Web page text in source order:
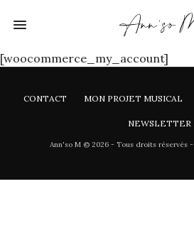
[woocommerce_my_account]
CONTACT MON PROJET MUSICAL
NEWSLETTER
Ann'so M © 2026 - Tous droits réservés -